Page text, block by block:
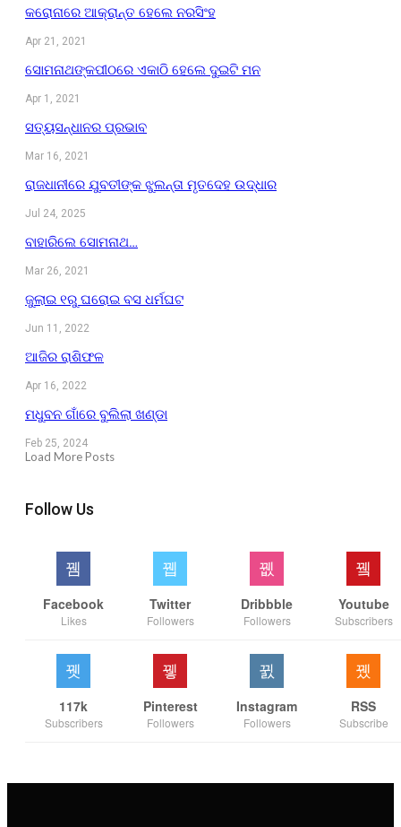
କରୋନାରେ ଆକ୍ରାନ୍ତ ହେଲେ ନରସିଂହ
Apr 21, 2021
ସୋମନାଥଙ୍କପୀଠରେ ଏକାଠି ହେଲେ ଦୁଇଟି ମନ
Apr 1, 2021
ସତ୍ୟସନ୍ଧାନର ପ୍ରଭାବ
Mar 16, 2021
ରାଜଧାନୀରେ ଯୁବତୀଙ୍କ ଝୁଲନ୍ତା ମୃତଦେହ ଉଦ୍ଧାର
Jul 24, 2025
ବାହାରିଲେ ସୋମନାଥ…
Mar 26, 2021
ଜୁଲାଇ ୧ରୁ ଘରୋଇ ବସ ଧର୍ମଘଟ
Jun 11, 2022
ଆଜିର ରାଶିଫଳ
Apr 16, 2022
ମଧୁବନ ଗାଁରେ ବୁଲିଲା ଖଣ୍ଡା
Feb 25, 2024
Load More Posts
Follow Us
Facebook
Likes
Twitter
Followers
Dribbble
Followers
Youtube
Subscribers
117k
Subscribers
Pinterest
Followers
Instagram
Followers
RSS
Subscribe